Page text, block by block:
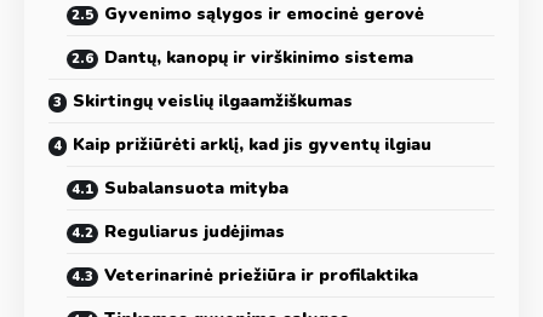
Gyvenimo sąlygos ir emocinė gerovė
Dantų, kanopų ir virškinimo sistema
Skirtingų veislių ilgaamžiškumas
Kaip prižiūrėti arklį, kad jis gyventų ilgiau
Subalansuota mityba
Reguliarus judėjimas
Veterinarinė priežiūra ir profilaktika